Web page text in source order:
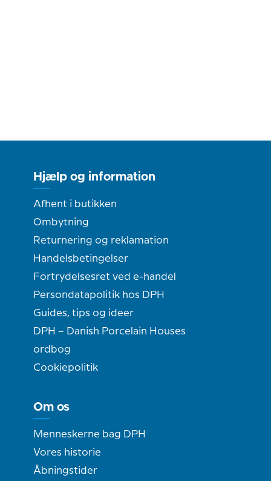
Hjælp og information
Afhent i butikken
Ombytning
Returnering og reklamation
Handelsbetingelser
Fortrydelsesret ved e-handel
Persondatapolitik hos DPH
Guides, tips og ideer
DPH – Danish Porcelain Houses
ordbog
Cookiepolitik
Om os
Menneskerne bag DPH
Vores historie
Åbningstider